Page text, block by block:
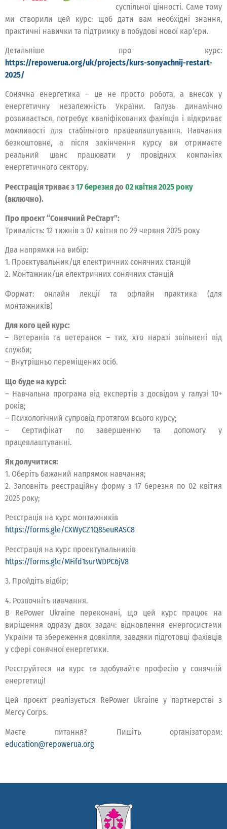
суспільної цінності. Саме тому
ми створили цей курс: щоб дати вам необхідні знання,
практичні навички та підтримку в побудові нової кар’єри.
Детальніше про курс:
https://repowerua.org/uk/projects/kurs-sonyachnij-restart-
2025/
Сонячна енергетика – це не просто робота, а внесок у
енергетичну незалежність України. Галузь динамічно
розвивається, потребує кваліфікованих фахівців і відкриває
можливості для стабільного працевлаштування. Навчання
безкоштовне, а після закінчення курсу ви отримаєте
реальний шанс працювати у провідних компаніях
енергетичного сектору.
Реєстрація триває з17 березнядо 02 квітня 2025 року
(включно).
Про проєкт “Сонячний РеСтарт”:
Тривалість: 12 тижнів з 07 квітня по 29 червня 2025 року
Два напрямки на вибір:
1. Проєктувальник/ця електричних сонячних станцій
2. Монтажник/ця електричних сонячних станцій
Формат: онлайн лекції та офлайн практика (для
монтажників)
Для кого цей курс:
– Ветеранів та ветеранок – тих, хто наразі звільнені від
служби;
– Внутрішньо переміщених осіб.
Що буде на курсі:
– Навчальна програма від експертів з досвідом у галузі 10+
років;
– Психологічний супровід протягом всього курсу;
– Сертифікат по завершенню та допомогу у
працевлаштуванні.
Як долучитися:
1. Оберіть бажаний напрямок навчання;
2. Заповніть реєстраційну форму з 17 березня по 02 квітня
2025 року;
Реєстрація на курс монтажників
https://forms.gle/CXWyCZ1Q85euRASC8
Реєстрація на курс проектувальників
https://forms.gle/MFifd1surWDPC6jV8
3. Пройдіть відбір;
4. Розпочніть навчання.
В RePower Ukraine переконані, що цей курс працює на
вирішення одразу двох задач: відновлення енергосистеми
України та збереження довкілля, завдяки підготовці фахівців
у сфері сонячної енергетики.
Реєструйтеся на курс та здобувайте професію у сонячній
енергетиці!
Цей проєкт реалізується RePower Ukraine у партнерстві з
Mercy Corps.
Маєте питання? Пишіть організаторам:
education@repowerua.org